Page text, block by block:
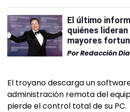
El último
quiénes
mayores
PorRedacción
El troyano descarga un
administración remota del
pierde el control total de su PC.